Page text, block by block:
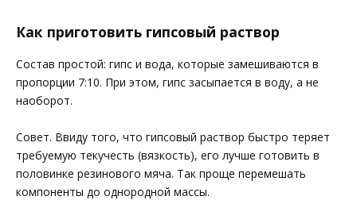
Как приготовить гипсовый раствор
Состав простой: гипс и вода, которые замешиваются в
пропорции 7:10. При этом, гипс засыпается в воду, а не
наоборот.
Совет. Ввиду того, что гипсовый раствор быстро теряет
требуемую текучесть (вязкость), его лучше готовить в
половинке резинового мяча. Так проще перемешать
компоненты до однородной массы.